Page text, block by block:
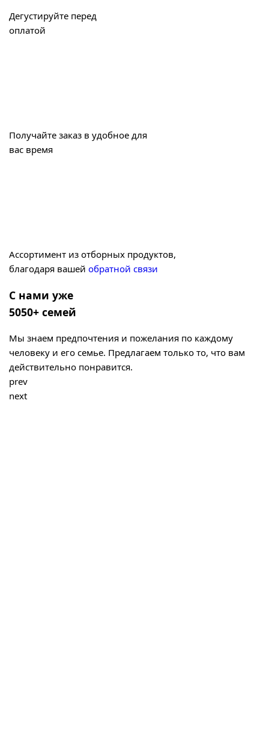
Дегустируйте перед
оплатой
Получайте заказ в удобное для
вас время
Ассортимент из отборных продуктов,
благодаря вашей обратной связи
С нами уже
5050+ семей
Мы знаем предпочтения и пожелания по каждому
человеку и его семье. Предлагаем только то, что вам
действительно понравится.
prev
next